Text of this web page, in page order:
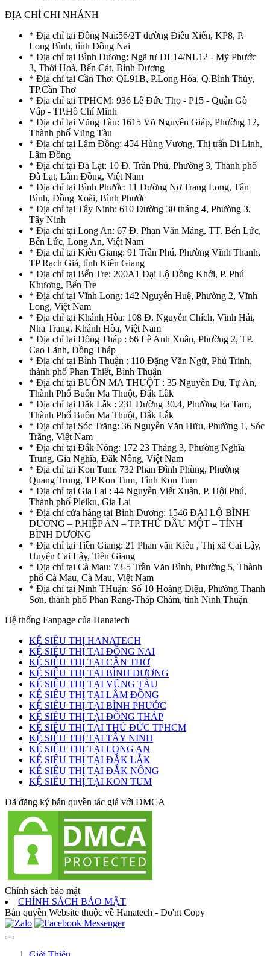
ĐỊA CHỈ CHI NHÁNH
* Địa chỉ tại Đồng Nai:56/2T đường Điểu Xiển, KP8, P.
Long Bình, tỉnh Đồng Nai
* Địa chỉ tại Bình Dương: Ngã tư DL14/NL12 - Mỹ Phước
3, Thới Hoà, Bến Cát, Bình Dương
* Địa chỉ tại Cần Thơ: QL91B, P.Long Hòa, Q.Bình Thủy,
TP.Cần Thơ
* Địa chỉ tại TPHCM: 936 Lê Đức Thọ - P15 - Quận Gò
Vấp - TP.Hồ Chí Minh
* Địa chỉ tại Vũng Tàu: 1615 Võ Nguyên Giáp, Phường 12,
Thành phố Vũng Tàu
* Địa chỉ tại Lâm Đồng: 454 Hùng Vương, Thị trấn Di Linh,
Lâm Đồng
* Địa chỉ tại Đà Lạt: 10 Đ. Trần Phú, Phường 3, Thành phố
Đà Lạt, Lâm Đồng, Việt Nam
* Địa chỉ tại Bình Phước: 11 Đường Nơ Trang Long, Tân
Bình, Đồng Xoài, Bình Phước
* Địa chỉ tại Tây Ninh: 610 Đường 30 tháng 4, Phường 3,
Tây Ninh
* Địa chỉ tại Long An: 67 Đ. Phan Văn Mảng, TT. Bến Lức,
Bến Lức, Long An, Việt Nam
* Địa chỉ tại Kiên Giang: 91 Trần Phú, Phường Vĩnh Thanh,
TP Rạch Giá, tỉnh Kiên Giang
* Địa chỉ tại Bến Tre: 200A1 Đại Lộ Đồng Khởi, P. Phú
Khương, Bến Tre
* Địa chỉ tại Vĩnh Long: 142 Nguyễn Huệ, Phường 2, Vĩnh
Long, Việt Nam
* Địa chỉ tại Khánh Hòa: 108 Đ. Nguyễn Chích, Vĩnh Hải,
Nha Trang, Khánh Hòa, Việt Nam
* Địa chỉ tại Đồng Tháp : 66 Lê Anh Xuân, Phường 2, TP.
Cao Lãnh, Đồng Tháp
* Địa chỉ tại Bình Thuận : 110 Đặng Văn Ngữ, Phú Trinh,
thành phố Phan Thiết, Bình Thuận
* Địa chỉ tại BUÔN MA THUỘT : 35 Nguyễn Du, Tự An,
Thành Phố Buôn Ma Thuột, Đắk Lắk
* Địa chỉ tại Đắk Lắk : 231 Đường 30.4, Phường Ea Tam,
Thành Phố Buôn Ma Thuột, Đắk Lắk
* Địa chỉ tại Sóc Trăng: 36 Nguyễn Văn Hữu, Phường 1, Sóc
Trăng, Việt Nam
* Địa chỉ tại Đắk Nông: 172 23 Tháng 3, Phường Nghĩa
Trung, Gia Nghĩa, Đăk Nông, Việt Nam
* Địa chỉ tại Kon Tum: 732 Phan Đình Phùng, Phường
Quang Trung, TP Kon Tum, Tỉnh Kon Tum
* Địa chỉ tại Gia Lai : 44 Nguyễn Viết Xuân, P. Hội Phú,
Thành phố Pleiku, Gia Lai
* Địa chỉ cửa hàng tại Bình Dương: 1546 ĐẠI LỘ BÌNH
DƯƠNG – P.HIỆP AN – TP.THỦ DẦU MỘT – TỈNH
BÌNH DƯƠNG
* Địa chỉ tại Tiền Giang: 21 Phan văn Kiêu , Thị xã Cai Lậy,
Huyện Cai Lậy, Tiền Giang
* Địa chỉ tại Cà Mau: 73-5 Trần Văn Bình, Phường 5, Thành
phố Cà Mau, Cà Mau, Việt Nam
* Địa chỉ tại Ninh THuận: Số 10 Hoàng Diệu, Phường Thanh
Sơn, thành phố Phan Rang-Tháp Chàm, tỉnh Ninh Thuận
Hệ thống Fanpage của Hanatech
KỆ SIÊU THỊ HANATECH
KỆ SIÊU THỊ TẠI ĐỒNG NAI
KỆ SIÊU THỊ TẠI CẦN THƠ
KỆ SIÊU THỊ TẠI BÌNH DƯƠNG
KỆ SIÊU THỊ TẠI VŨNG TÀU
KỆ SIÊU THỊ TẠI LÂM ĐỒNG
KỆ SIÊU THỊ TẠI BÌNH PHƯỚC
KỆ SIÊU THỊ TẠI ĐỒNG THÁP
KỆ SIÊU THỊ TẠI THỦ ĐỨC TPHCM
KỆ SIÊU THỊ TẠI TÂY NINH
KỆ SIÊU THỊ TẠI LONG AN
KỆ SIÊU THỊ TẠI ĐẮK LẮK
KỆ SIÊU THỊ TẠI ĐẮK NÔNG
KỆ SIÊU THỊ TẠI KON TUM
Đã đăng ký bản quyền tác giả với DMCA
Chính sách bảo mật
CHÍNH SÁCH BẢO MẬT
Bản quyền Website thuộc về Hanatech - Do'nt Copy